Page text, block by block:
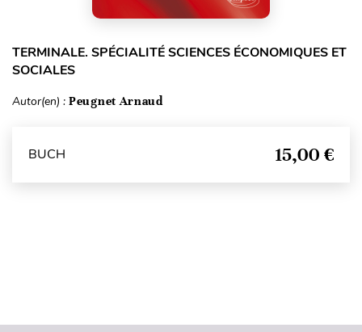
TERMINALE. SPÉCIALITÉ SCIENCES ÉCONOMIQUES ET
SOCIALES
Autor(en) : Peugnet Arnaud
BUCH 15,00 €